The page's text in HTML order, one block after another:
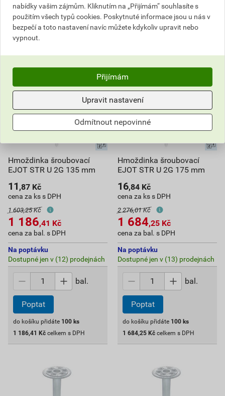
do košíku přidáte 100 ks
1 450,55 Kč celkem s DPH
do košíku přidáte 100 ks
1 043,14 Kč celkem s DPH
Hmoždinka šroubovací
EJOT STR U 2G 135 mm
11 ,87 Kč
cena za ks s DPH
1 603,25 Kč
1 186,41 Kč
cena za bal. s DPH
Na poptávku
Dostupné jen v (12) prodejnách
bal.
Poptat
do košíku přidáte 100 ks
1 186,41 Kč celkem s DPH
Hmoždinka šroubovací
EJOT STR U 2G 175 mm
16,84 Kč
cena za ks s DPH
2 276,01 Kč
1 684,25 Kč
cena za bal. s DPH
Na poptávku
Dostupné jen v (13) prodejnách
bal.
Poptat
do košíku přidáte 100 ks
1 684,25 Kč celkem s DPH
nabídky vašim zájmům. Kliknutím na „Přijímám“ souhlasíte s
použitím všech typů cookies. Poskytnuté informace jsou u nás v
bezpečí a toto nastavení navíc můžete kdykoliv upravit nebo
vypnout.
Přijímám
Upravit nastavení
Odmítnout nepovinné